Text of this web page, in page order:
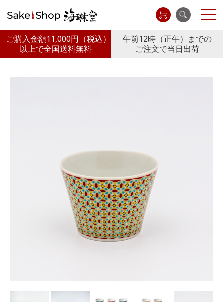
ご購入金額11,000円 （税込）
以上で全国送料無料
午前12時（正午）までの
ご注文で当日出荷